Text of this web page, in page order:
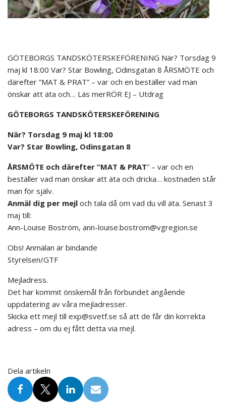
GÖTEBORGS TANDSKÖTERSKEFÖRENING När? Torsdag 9
maj kl 18:00 Var? Star Bowling, Odinsgatan 8 ÅRSMÖTE och
därefter ”MAT & PRAT” – var och en beställer vad man
önskar att äta och… Läs merRÖR EJ – Utdrag
GÖTEBORGS TANDSKÖTERSKEFÖRENING
När? Torsdag 9 maj kl 18:00
Var? Star Bowling, Odinsgatan 8
ÅRSMÖTE och därefter ”MAT & PRAT” – var och en
beställer vad man önskar att äta och dricka… kostnaden står
man för själv.
Anmäl dig per mejl och tala då om vad du vill äta. Senast 3
maj till:
Ann-Louise Boström, ann-louise.bostrom@vgregion.se
Obs! Anmälan är bindande
Styrelsen/GTF
Mejladress.
Det har kommit önskemål från förbundet angående
uppdatering av våra mejladresser.
Skicka ett mejl till exp@svetf.se så att de får din korrekta
adress – om du ej fått detta via mejl.
Dela artikeln